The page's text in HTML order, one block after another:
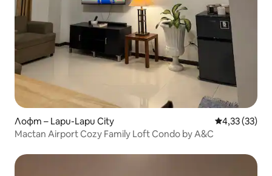
Лофт – Lapu-Lapu City Средна
4,33 (33)
Mactan Airport Cozy Family Loft Condo by A&C